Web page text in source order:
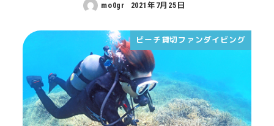
mo0gr 2021年7月25日
ビーチ貸切ファンダイビング